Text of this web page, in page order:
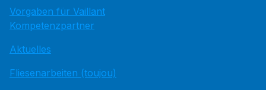
Vorgaben für Vaillant
Kompetenzpartner
Aktuelles
Fliesenarbeiten (toujou)